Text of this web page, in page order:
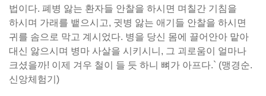
법이다. 폐병 앓는 환자들 안찰을 하시면 며칠간 기침을
하시며 가래를 뱉으시고, 귓병 앓는 애기들 안찰을 하시면
귀를 솜으로 막고 계시었다. 병을 당신 몸에 끌어안아 맡아
대신 앓으시며 병마 사살을 시키시니, 그 괴로움이 얼마나
크셨을까! 이제 겨우 철이 들 듯 하니 뼈가 아프다.` (맹경순.
신앙체험기)